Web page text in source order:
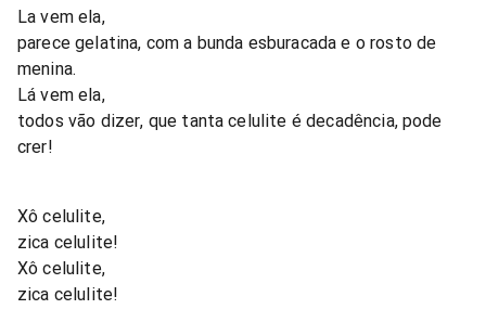
La vem ela,
parece gelatina, com a bunda esburacada e o rosto de
menina.
Lá vem ela,
todos vão dizer, que tanta celulite é decadência, pode
crer!
Xô celulite,
zica celulite!
Xô celulite,
zica celulite!